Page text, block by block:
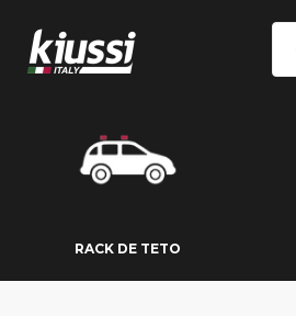
RACK DE TETO